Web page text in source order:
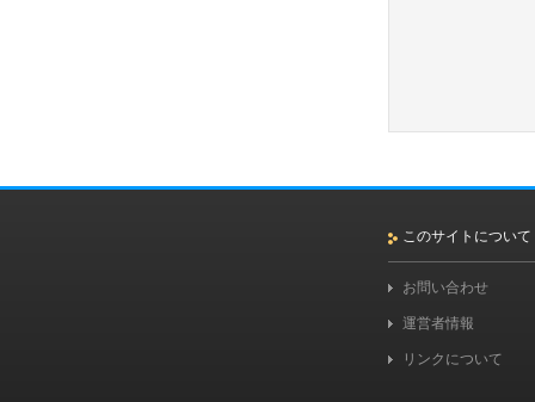
このサイトについて
お問い合わせ
運営者情報
リンクについて